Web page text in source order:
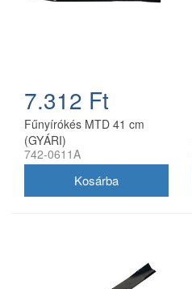
7.312 Ft
Fűnyírókés MTD 41 cm
(GYÁRI)
742-0611A